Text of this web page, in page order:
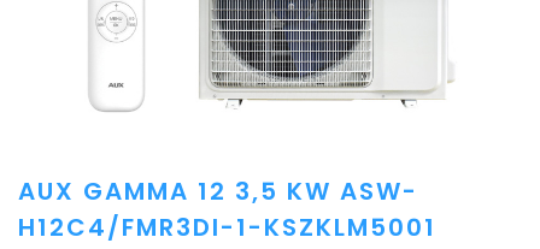
AUX GAMMA 12 3,5 KW ASW-
H12C4/FMR3DI-1-KSZKLM5001